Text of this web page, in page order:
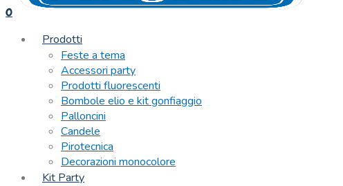
0
Prodotti
Feste a tema
Accessori party
Prodotti fluorescenti
Bombole elio e kit gonfiaggio
Palloncini
Candele
Pirotecnica
Decorazioni monocolore
Kit Party